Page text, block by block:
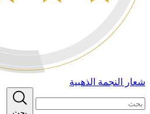
شعار النجمة الذهبية